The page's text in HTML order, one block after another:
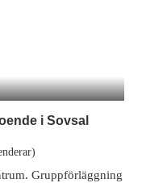
i Sovsal
Gruppförläggning